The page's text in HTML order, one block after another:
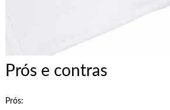
Prós e contras
Prós: